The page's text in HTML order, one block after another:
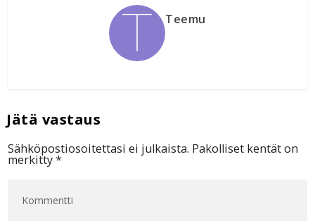
Teemu
Sähköpostiosoitettasi ei julkaista. Pakolliset kentät on
merkitty*